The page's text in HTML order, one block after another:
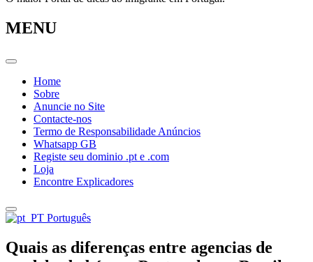
MENU
Home
Sobre
Anuncie no Site
Contacte-nos
Termo de Responsabilidade Anúncios
Whatsapp GB
Registe seu dominio .pt e .com
Loja
Encontre Explicadores
Português
Quais as diferenças entre agencias de